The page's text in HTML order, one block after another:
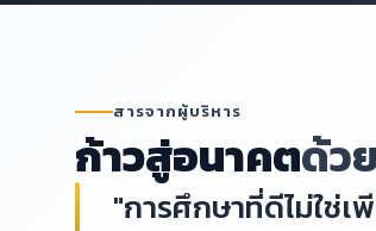
สารจากผู้บริหาร
ก้าวสู่อนาคตด้ว
"การศึกษาที่ดีไม่ใช่